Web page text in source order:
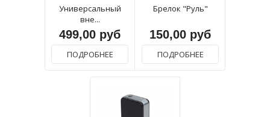
Универсальный
вне...
499,00 руб
ПОДРОБНЕЕ
Брелок "Руль"
150,00 руб
ПОДРОБНЕЕ